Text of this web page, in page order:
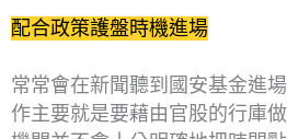
配合政策護盤時機進場
常常會在新聞聽到國安基金進
作主要就是要藉由官股的行庫